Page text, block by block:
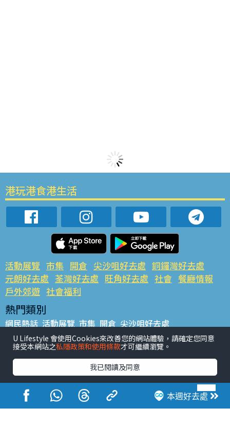
本週好去處
港玩港食港生活
活動展覽 市集 開倉 尖沙咀好去處 銅鑼灣好去處
元朗好去處 荃灣好去處 旺角好去處 社會 餐廳情報
戶外郊遊 社會福利
熱門類別
網民熱話 活動展覽 市集 開倉 尖沙咀好去處
銅鑼灣好去處 元朗好去處 荃灣好去處 旺角好去處 社會
餐廳情報 戶外郊遊
熱門標籤
#UGO搵好去處 #人氣活動推介 #美食社群熱話
#親子玩樂好去處
#ULifestyle應用程式
#限時搶
#UJetso禮物放送
#ULifestyle商戶中心 #著數 #網絡熱話
U Lifestyle 會使用Cookies來改善您的網站體驗，請確定您同意
接受本網站之私隱政策和使用條款才可繼續瀏覽。
我已閱讀及同意